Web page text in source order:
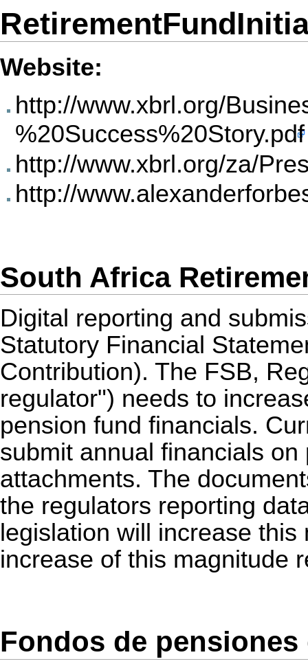
Website:
http://www.xbrl.org/
%20Success%20Story.pdf
http://www.xbrl.org/za/
http://
South Africa
Digital reporting and
Statutory Financial
Contribution). The FSB,
regulator") needs to
pension fund financials.
submit annual financials
attachments. The
the regulators reporting
legislation will increase
increase of this magnitude
Fondos de pensiones